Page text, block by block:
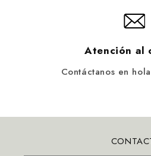
Atención al
Contáctanos en